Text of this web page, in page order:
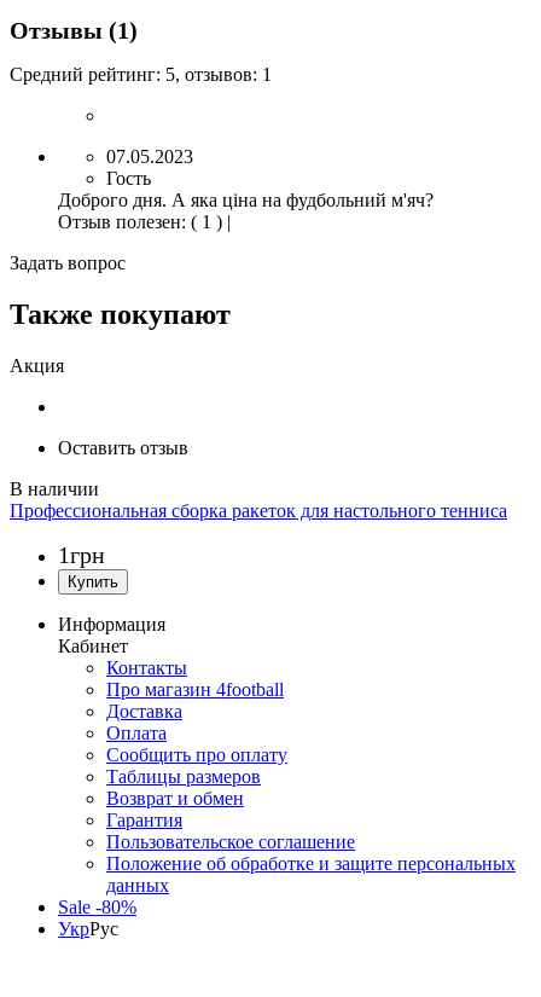
Отзывы (1)
Средний рейтинг: 5, отзывов: 1
07.05.2023
Гость
Доброго дня. А яка ціна на фудбольний м'яч?
Отзыв полезен: ( 1 ) |
Задать вопрос
Также покупают
Акция
Оставить отзыв
Профессиональная сборка ракеток для настольного тенниса
1грн
Информация
Кабинет
Контакты
Про магазин 4football
Доставка
Оплата
Сообщить про оплату
Таблицы размеров
Возврат и обмен
Гарантия
Пользовательское соглашение
Положение об обработке и защите персональных
данных
Sale -80%
УкрРус